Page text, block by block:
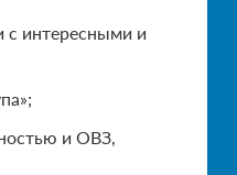
с интересными и
и ОВЗ,